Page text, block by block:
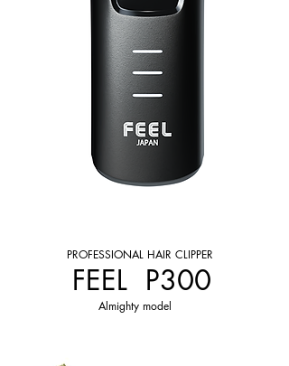
PROFESSIONAL HAIR CLIPPER
FEEL P300
Almighty model